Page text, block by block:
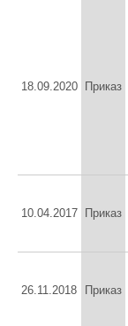
18.09.2020 Приказ
10.04.2017 Приказ
26.11.2018 Приказ